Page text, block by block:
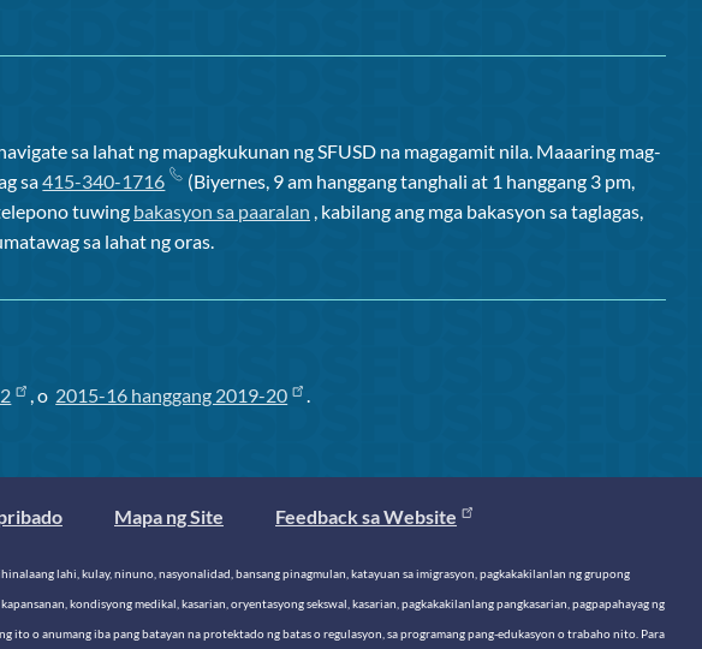
sa lahat ng mapagkukunan ng SFUSD na magagamit nila. Maaaring mag-
sa415-340-1716
(Biyernes, 9 am hanggang tanghali at 1 hanggang 3 pm,
tuwing bakasyon sa paaralan , kabilang ang mga bakasyon sa taglagas,
sa lahat ng oras.
, o 2015-16 hanggang 2019-20 .
Mapa ng Site Feedback sa Website
lahi, kulay, ninuno, nasyonalidad, bansang pinagmulan, katayuan sa imigrasyon, pagkakakilanlan ng grupong
kondisyong medikal, kasarian, oryentasyong sekswal, kasarian, pagkakakilanlang pangkasarian, pagpapahayag ng
o anumang iba pang batayan na protektado ng batas o regulasyon, sa programang pang-edukasyon o trabaho nito. Para